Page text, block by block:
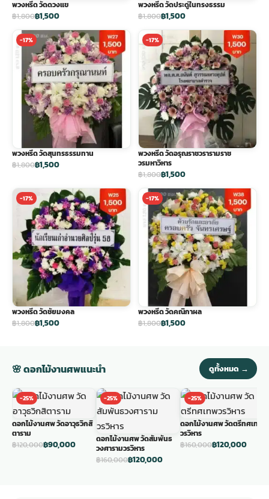
พวงหรีด วัดดวงแข
฿1,800฿1,500
พวงหรีด วัดประดู่ในทรงธรรม
฿1,800฿1,500
-17%
พวงหรีด วัดสุนทรธรรมทาน
฿1,800฿1,500
-17%
พวงหรีด วัดอรุณราชวรารามราช
วรมหาวิหาร
฿1,800฿1,500
-17%
พวงหรีด วัดชัยมงคล
฿1,800฿1,500
-17%
พวงหรีด วัดคณิกาผล
฿1,800฿1,500
🌸 ดอกไม้งานศพแนะนำ ดูทั้งหมด →
-25%
ดอกไม้งานศพ วัดอาวุธวิกสิ
ตาราม
฿120,000฿90,000
-25%
ดอกไม้งานศพ วัดสัมพันธ
วงศารามวรวิหาร
฿160,000฿120,000
-25%
ดอกไม้งานศพ วัดตรีทศเทพ
วรวิหาร
฿160,000฿120,000